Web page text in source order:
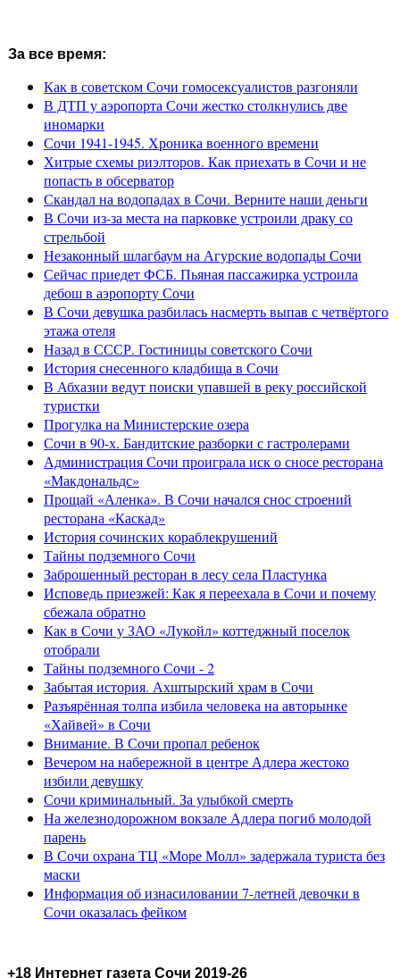
За все время:
Как в советском Сочи гомосексуалистов разгоняли
В ДТП у аэропорта Сочи жестко столкнулись две
иномарки
Сочи 1941-1945. Хроника военного времени
Хитрые схемы риэлторов. Как приехать в Сочи и не
попасть в обсерватор
Скандал на водопадах в Сочи. Верните наши деньги
В Сочи из-за места на парковке устроили драку со
стрельбой
Незаконный шлагбаум на Агурские водопады Сочи
Сейчас приедет ФСБ. Пьяная пассажирка устроила
дебош в аэропорту Сочи
В Сочи девушка разбилась насмерть выпав с четвёртого
этажа отеля
Назад в СССР. Гостиницы советского Сочи
История снесенного кладбища в Сочи
В Абхазии ведут поиски упавшей в реку российской
туристки
Прогулка на Министерские озера
Сочи в 90-х. Бандитские разборки с гастролерами
Администрация Сочи проиграла иск о сносе ресторана
«Макдональдс»
Прощай «Аленка». В Сочи начался снос строений
ресторана «Каскад»
История сочинских кораблекрушений
Тайны подземного Сочи
Заброшенный ресторан в лесу села Пластунка
Исповедь приезжей: Как я переехала в Сочи и почему
сбежала обратно
Как в Сочи у ЗАО «Лукойл» коттеджный поселок
отобрали
Тайны подземного Сочи - 2
Забытая история. Ахштырский храм в Сочи
Разъярённая толпа избила человека на авторынке
«Хайвей» в Сочи
Внимание. В Сочи пропал ребенок
Вечером на набережной в центре Адлера жестоко
избили девушку
Сочи криминальный. За улыбкой смерть
На железнодорожном вокзале Адлера погиб молодой
парень
В Сочи охрана ТЦ «Море Молл» задержала туриста без
маски
Информация об изнасиловании 7-летней девочки в
Сочи оказалась фейком
+18 Интернет газета Сочи 2019-26